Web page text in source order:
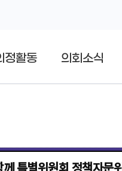
정활동 의회소식